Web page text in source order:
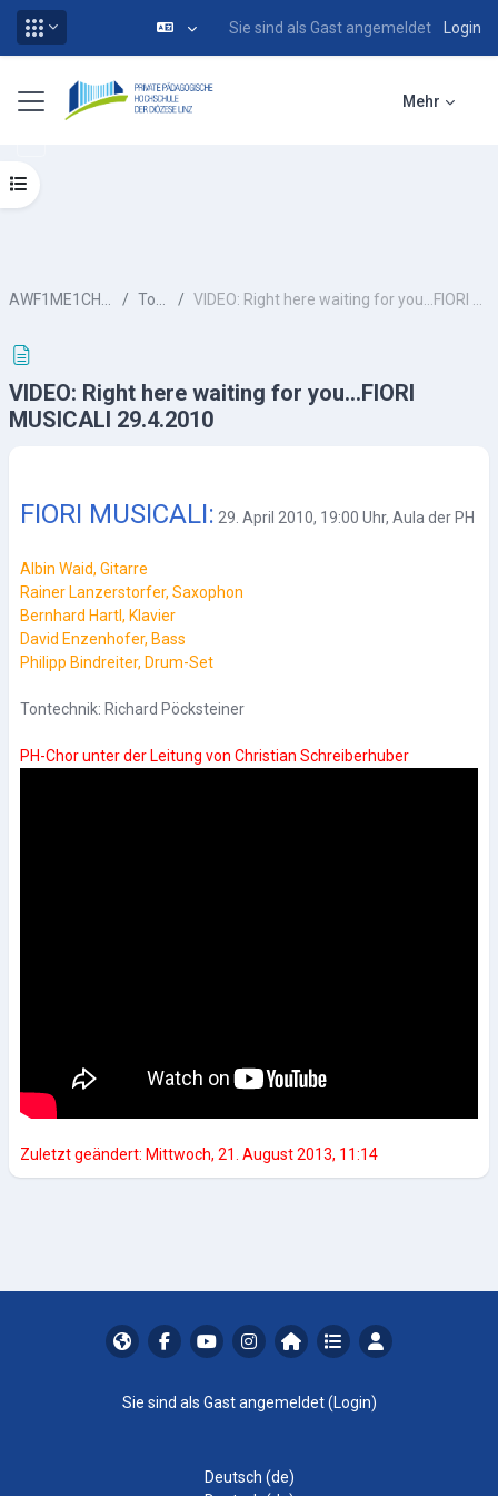
Sie sind als Gast angemeldet Login
Website-Übersicht Mehr
AWF1ME1CHU-ws13 Topic 3 VIDEO: Right here waiting for you...FIORI MUSICALI 29.4.2010
VIDEO: Right here waiting for you...FIORI
MUSICALI 29.4.2010
Kursindex öffnen
FIORI MUSICALI: 29. April 2010, 19:00 Uhr, Aula der PH
Albin Waid, Gitarre
Rainer Lanzerstorfer, Saxophon
Bernhard Hartl, Klavier
David Enzenhofer, Bass
Philipp Bindreiter, Drum-Set
Tontechnik: Richard Pöcksteiner
PH-Chor unter der Leitung von Christian Schreiberhuber
Zuletzt geändert: Mittwoch, 21. August 2013, 11:14
Sie sind als Gast angemeldet (Login)
Deutsch ‎(de)‎